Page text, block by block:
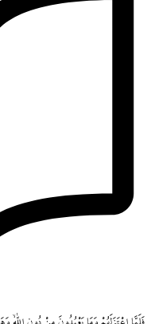
فَلَمَّا اعْتَزَلَهُمْ وَمَا يَعْبُدُونَ مِنْ دُونِ اللّٰهِۙ